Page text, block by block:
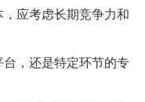
，应考虑长期竞争力和
台，还是特定环节的专